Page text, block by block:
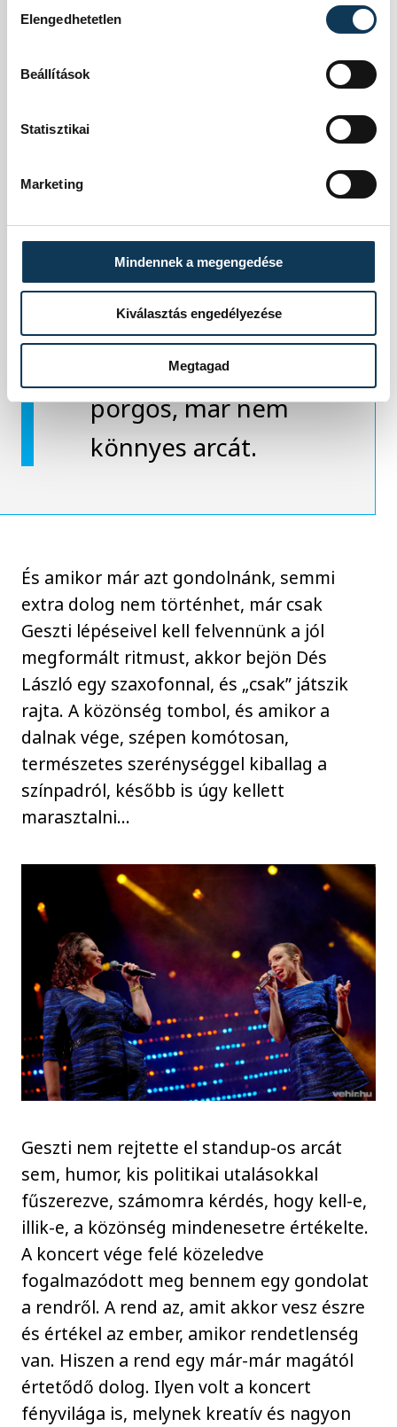
Elengedhetetlen
Beállítások
Statisztikai
Marketing
Mindennek a megengedése
Kiválasztás engedélyezése
Megtagad
sztorik, emberi
kellően jó
dramaturgiai
érzékkel nyerik
vissza a közönség
pörgős, már nem
könnyes arcát.
És amikor már azt gondolnánk, semmi
extra dolog nem történhet, már csak
Geszti lépéseivel kell felvennünk a jól
megformált ritmust, akkor bejön Dés
László egy szaxofonnal, és „csak” játszik
rajta. A közönség tombol, és amikor a
dalnak vége, szépen komótosan,
természetes szerénységgel kiballag a
színpadról, később is úgy kellett
marasztalni…
Geszti nem rejtette el standup-os arcát
sem, humor, kis politikai utalásokkal
fűszerezve, számomra kérdés, hogy kell-e,
illik-e, a közönség mindenesetre értékelte.
A koncert vége felé közeledve
fogalmazódott meg bennem egy gondolat
a rendről. A rend az, amit akkor vesz észre
és értékel az ember, amikor rendetlenség
van. Hiszen a rend egy már-már magától
értetődő dolog. Ilyen volt a koncert
fényvilága is, melynek kreatív és nagyon